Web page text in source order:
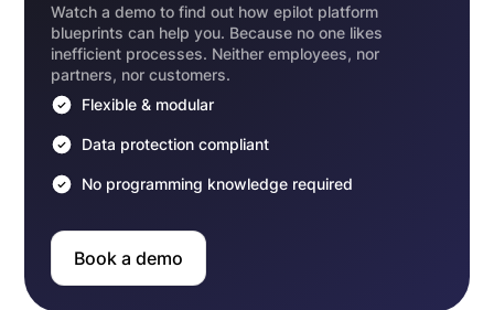
Watch a demo to find out how epilot platform
blueprints can help you. Because no one likes
inefficient processes. Neither employees, nor
partners, nor customers.
Flexible & modular
Data protection compliant
No programming knowledge required
Book a demo